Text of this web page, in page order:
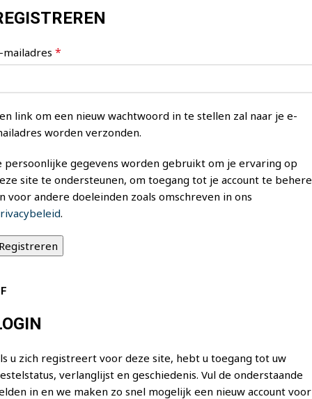
mailadres *
link om een nieuw wachtwoord in te stellen zal naar je e-
worden verzonden.
persoonlijke gegevens worden gebruikt om je ervaring op
site te ondersteunen, om toegang tot je account te
voor andere doeleinden zoals omschreven in ons
.
u zich registreert voor deze site, hebt u toegang tot uw
verlanglijst en geschiedenis. Vul de onderstaande
in en we maken zo snel mogelijk een nieuw account voor